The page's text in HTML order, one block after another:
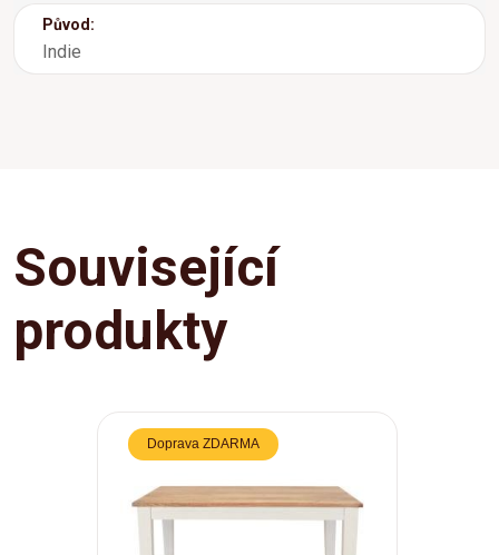
Původ:
Indie
Související
produkty
Doprava ZDARMA